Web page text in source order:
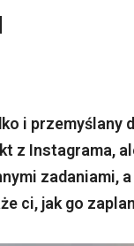
i przemyślany
z Instagrama,
zadaniami,
ci, jak go